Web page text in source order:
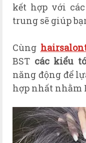
kết hợp với các
trung sẽ giúp
Cùng
BST các kiểu
năng động để
hợp nhất nhằm